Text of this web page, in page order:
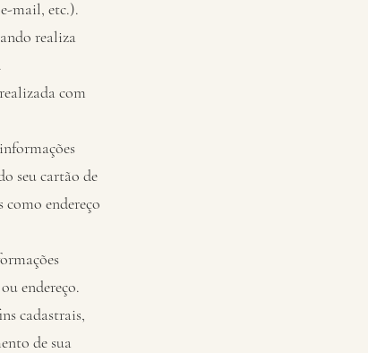
mail, etc.).
realiza
com
seu cartão de
endereço
endereço.
cadastrais,
de sua